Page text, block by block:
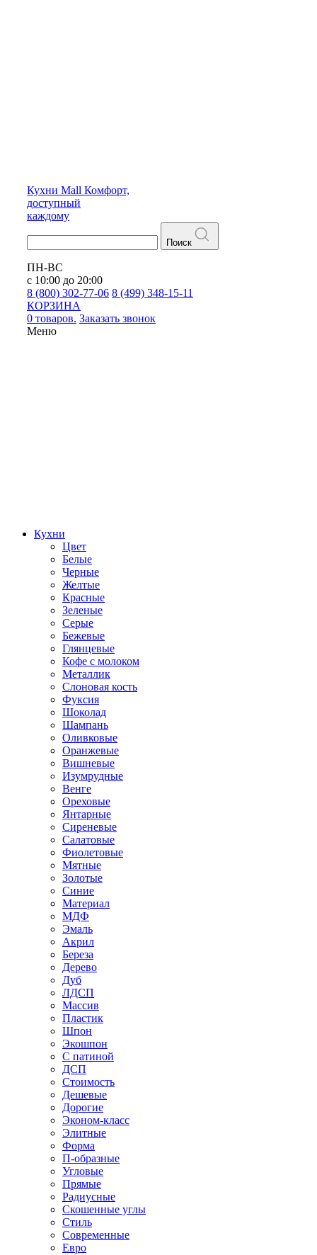
Кухни Mall Комфорт,
доступный
каждому
Поиск
ПН-ВС
с 10:00 до 20:00
8 (800) 302-77-06 8 (499) 348-15-11
КОРЗИНА
0 товаров. Заказать звонок
Меню
Кухни
Цвет
Белые
Черные
Желтые
Красные
Зеленые
Серые
Бежевые
Глянцевые
Кофе с молоком
Металлик
Слоновая кость
Фуксия
Шоколад
Шампань
Оливковые
Оранжевые
Вишневые
Изумрудные
Венге
Ореховые
Янтарные
Сиреневые
Салатовые
Фиолетовые
Мятные
Золотые
Синие
Материал
МДФ
Эмаль
Акрил
Береза
Дерево
Дуб
ЛДСП
Массив
Пластик
Шпон
Экошпон
С патиной
ДСП
Стоимость
Дешевые
Дорогие
Эконом-класс
Элитные
Форма
П-образные
Угловые
Прямые
Радиусные
Скошенные углы
Стиль
Современные
Евро